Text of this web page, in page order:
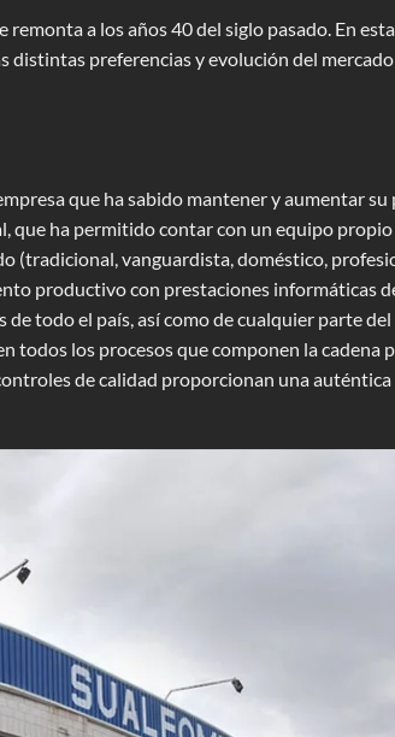
a los años 40 del siglo pasado. En
distintas preferencias y evolución del
que ha sabido mantener y aumentar
que ha permitido contar con un equipo
(tradicional, vanguardista, doméstico,
productivo con prestaciones informáticas
de todo el país, así como de cualquier parte
todos los procesos que componen la cadena
de calidad proporcionan una